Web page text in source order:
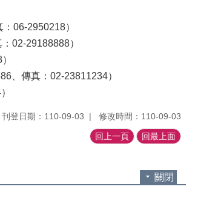
06-2950218）
02-29188888）
、傳真：02-23811234）
刊登日期：110-09-03 修改時間：110-09-03
回上一頁 回最上面
關閉